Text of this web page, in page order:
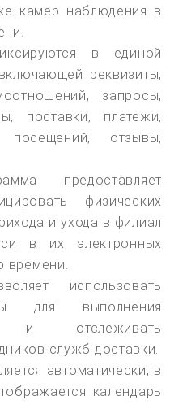
камер наблюдения в
в единой
реквизиты,
запросы,
поставки, платежи,
отзывы,
предоставляет
физических
и ухода в филиал
в их электронных
времени.
использовать
для выполнения
и отслеживать
служб доставки.
автоматически, в
календарь